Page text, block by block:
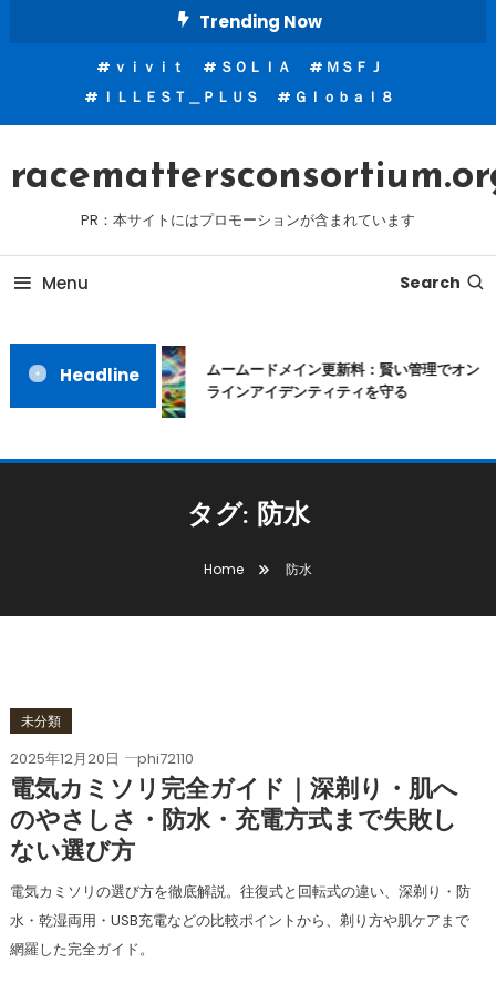
Trending Now
ｖｉｖｉｔ ＳＯＬＩＡ
ＭＳＦＪ
ＩＬＬＥＳＴ＿ＰＬＵＳ
Ｇｌｏｂａｌ８
PR：本サイトにはプロモーションが含まれています
Menu Search
Headline
ムームードメイン更新料：賢い管理でオン
ラインアイデンティティを守る
タグ: 防水
Home 防水
未分類
2025年12月20日 phi72110
電気カミソリ完全ガイド｜深剃り・肌へ
のやさしさ・防水・充電方式まで失敗し
ない選び方
電気カミソリの選び方を徹底解説。往復式と回転式の違い、深剃り・防
水・乾湿両用・USB充電などの比較ポイントから、剃り方や肌ケアまで
網羅した完全ガイド。